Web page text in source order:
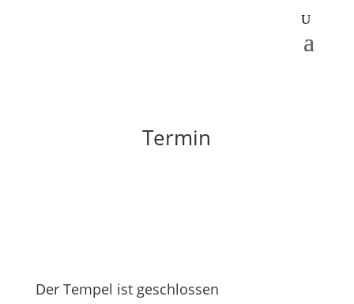
Termin
Der Tempel ist geschlossen